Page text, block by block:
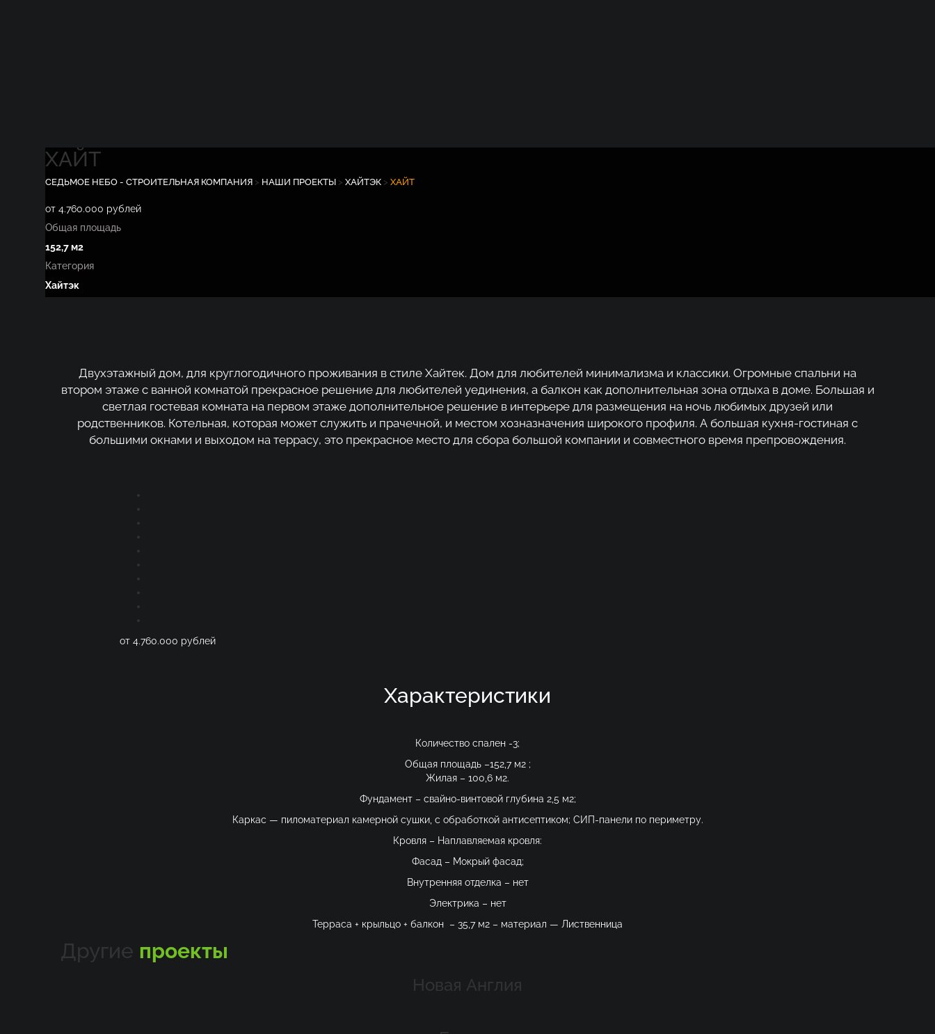
ХАЙТ
СЕДЬМОЕ НЕБО - СТРОИТЕЛЬНАЯ КОМПАНИЯ > НАШИ ПРОЕКТЫ > ХАЙТЭК > ХАЙТ
от 4.760.000 рублей
Общая площадь
152,7 м2
Категория
Хайтэк
Двухэтажный дом, для круглогодичного проживания в стиле Хайтек. Дом для любителей минимализма и классики. Огромные спальни на
втором этаже с ванной комнатой прекрасное решение для любителей уединения, а балкон как дополнительная зона отдыха в доме. Большая и
светлая гостевая комната на первом этаже дополнительное решение в интерьере для размещения на ночь любимых друзей или
родственников. Котельная, которая может служить и прачечной, и местом хозназначения широкого профиля. А большая кухня-гостиная с
большими окнами и выходом на террасу, это прекрасное место для сбора большой компании и совместного время препровождения.
от 4.760.000 рублей
Характеристики
Количество спален -3;
Общая площадь –152,7 м2 ;
Жилая – 100,6 м2.
Фундамент – свайно-винтовой глубина 2,5 м2;
Каркас — пиломатериал камерной сушки, с обработкой антисептиком; СИП-панели по периметру.
Кровля – Наплавляемая кровля:
Фасад – Мокрый фасад;
Внутренняя отделка – нет
Электрика – нет
Терраса + крыльцо + балкон – 35,7 м2 – материал — Лиственница
Другие проекты
Новая Англия